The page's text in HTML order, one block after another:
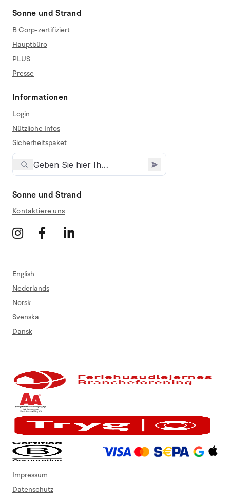
Sonne und Strand
B Corp-zertifiziert
Hauptbüro
PLUS
Presse
Informationen
Login
Nützliche Infos
Sicherheitspaket
Sonne und Strand
Kontaktiere uns
English
Nederlands
Norsk
Svenska
Dansk
Impressum
Datenschutz